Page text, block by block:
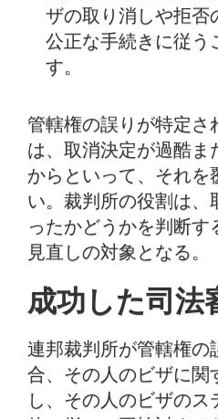
ザの取り消しや拒否
公正な手続きに従う
す。
管轄権の誤りが特定さ
は、取消決定が過酷ま
からといって、それを
い。裁判所の役割は、
ったかどうかを判断す
見直しの対象となる。
成功した司法
連邦裁判所が管轄権の
合、その人のビザに関
し、その人のビザの